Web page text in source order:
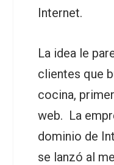
Internet.
La idea le
clientes que
cocina,
web. La
dominio de
se lanzó al